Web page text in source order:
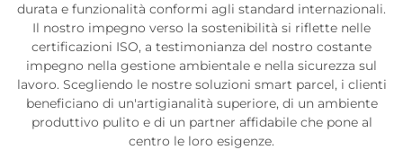
durata e funzionalità conformi agli standard internazionali.
Il nostro impegno verso la sostenibilità si riflette nelle
certificazioni ISO, a testimonianza del nostro costante
impegno nella gestione ambientale e nella sicurezza sul
lavoro. Scegliendo le nostre soluzioni smart parcel, i clienti
beneficiano di un'artigianalità superiore, di un ambiente
produttivo pulito e di un partner affidabile che pone al
centro le loro esigenze.